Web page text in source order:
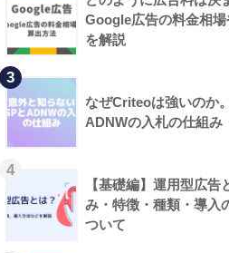
Google広告の料金相
を解説
3
なぜCriteoは強いのか
ADNWの入札の仕組み
4
【基礎編】運用型広告
み・特徴・種類・導入
ついて